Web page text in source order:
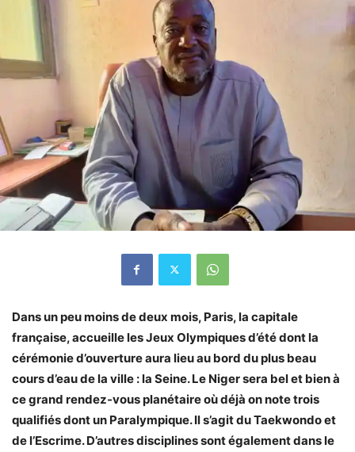
Dans un peu moins de deux mois, Paris, la capitale
française, accueille les Jeux Olympiques d’été dont la
cérémonie d’ouverture aura lieu au bord du plus beau
cours d’eau de la ville : la Seine. Le Niger sera bel et bien à
ce grand rendez-vous planétaire où déjà on note trois
qualifiés dont un Paralympique. Il s’agit du Taekwondo et
de l’Escrime. D’autres disciplines sont également dans le